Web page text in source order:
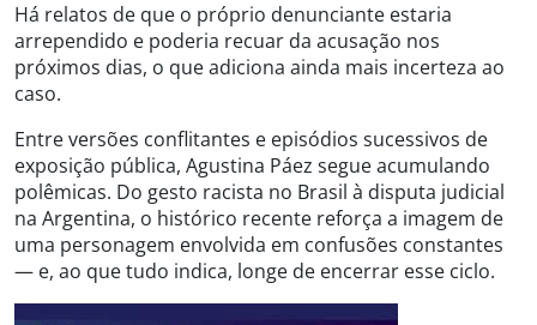
Há relatos de que o próprio denunciante estaria
arrependido e poderia recuar da acusação nos
próximos dias, o que adiciona ainda mais incerteza ao
caso.
Entre versões conflitantes e episódios sucessivos de
exposição pública, Agustina Páez segue acumulando
polêmicas. Do gesto racista no Brasil à disputa judicial
na Argentina, o histórico recente reforça a imagem de
uma personagem envolvida em confusões constantes
— e, ao que tudo indica, longe de encerrar esse ciclo.